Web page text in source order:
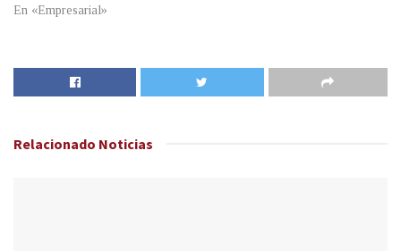
En «Empresarial»
Relacionado Noticias